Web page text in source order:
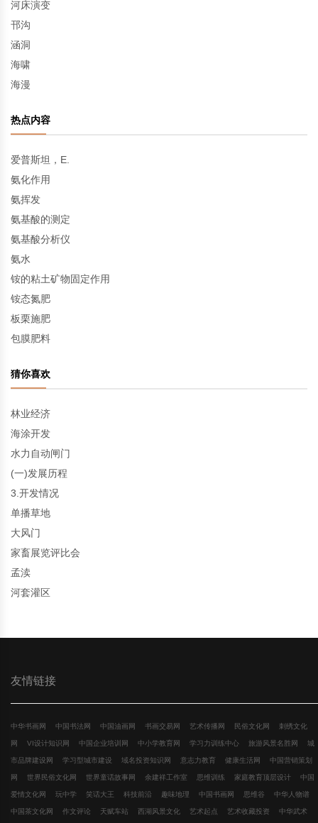
河床演变
邗沟
涵洞
海啸
海漫
热点内容
爱普斯坦，E.
氨化作用
氨挥发
氨基酸的测定
氨基酸分析仪
氨水
铵的粘土矿物固定作用
铵态氮肥
板栗施肥
包膜肥料
猜你喜欢
林业经济
海涂开发
水力自动闸门
(一)发展历程
3.开发情况
单播草地
大风门
家畜展览评比会
孟渎
河套灌区
友情链接
中华书画网 中国书法网 中国油画网 书画交易网 艺术传播网 民俗文化网 刺绣文化
网 VI设计知识网 中国企业培训网 中小学教育网 学习力训练中心 旅游风景名胜网 城
市品牌建设网 学习型城市建设 域名投资知识网 意志力教育 健康生活网 中国营销策划
网 世界民俗文化网 世界童话故事网 余建祥工作室 思维训练 家庭教育顶层设计 中国
爱情文化网 玩中学 笑话大王 科技前沿 趣味地理 中国书画网 思维谷 中华人物谱
中国茶文化网 作文评论 天赋车站 西湖风景文化 艺术起点 艺术收藏投资 中华武术